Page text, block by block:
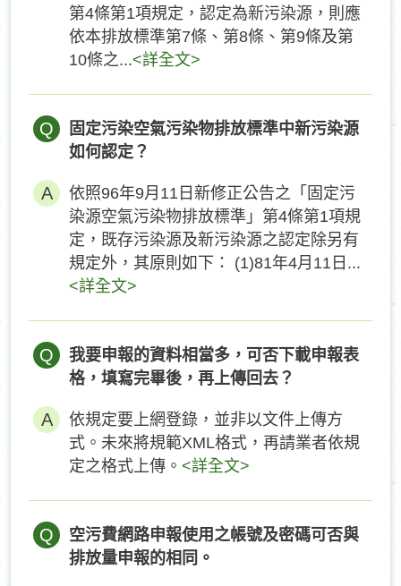
第4條第1項規定，認定為新污染源，則應
依本排放標準第7條、第8條、第9條及第
10條之...<詳全文>
Q
固定污染空氣污染物排放標準中新污染源
如何認定？
依照96年9月11日新修正公告之「固定污
染源空氣污染物排放標準」第4條第1項規
定，既存污染源及新污染源之認定除另有
規定外，其原則如下： (1)81年4月11日...
<詳全文>
Q
我要申報的資料相當多，可否下載申報表
格，填寫完畢後，再上傳回去？
依規定要上網登錄，並非以文件上傳方
式。未來將規範XML格式，再請業者依規
定之格式上傳。 <詳全文>
Q
空污費網路申報使用之帳號及密碼可否與
排放量申報的相同。